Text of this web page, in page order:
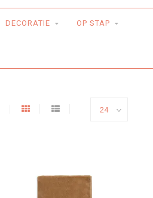
DECORATIE OP STAP